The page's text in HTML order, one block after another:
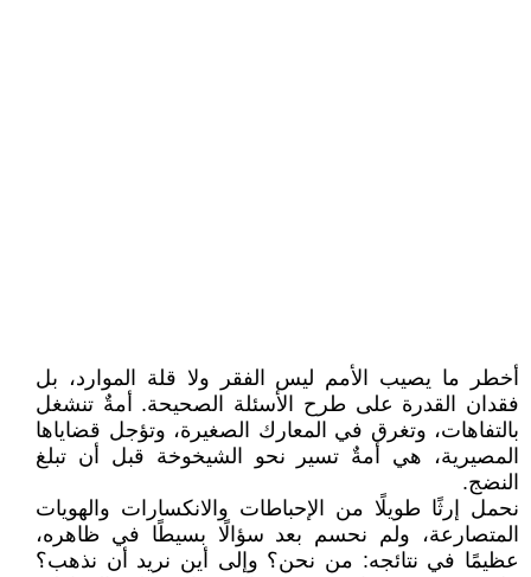
أخطر ما يصيب الأمم ليس الفقر ولا قلة الموارد، بل
فقدان القدرة على طرح الأسئلة الصحيحة. أمةٌ تنشغل
بالتفاهات، وتغرق في المعارك الصغيرة، وتؤجل قضاياها
المصيرية، هي أمةٌ تسير نحو الشيخوخة قبل أن تبلغ
النضج.
نحمل إرثًا طويلًا من الإحباطات والانكسارات والهويات
المتصارعة، ولم نحسم بعد سؤالًا بسيطًا في ظاهره،
عظيمًا في نتائجه: من نحن؟ وإلى أين نريد أن نذهب؟